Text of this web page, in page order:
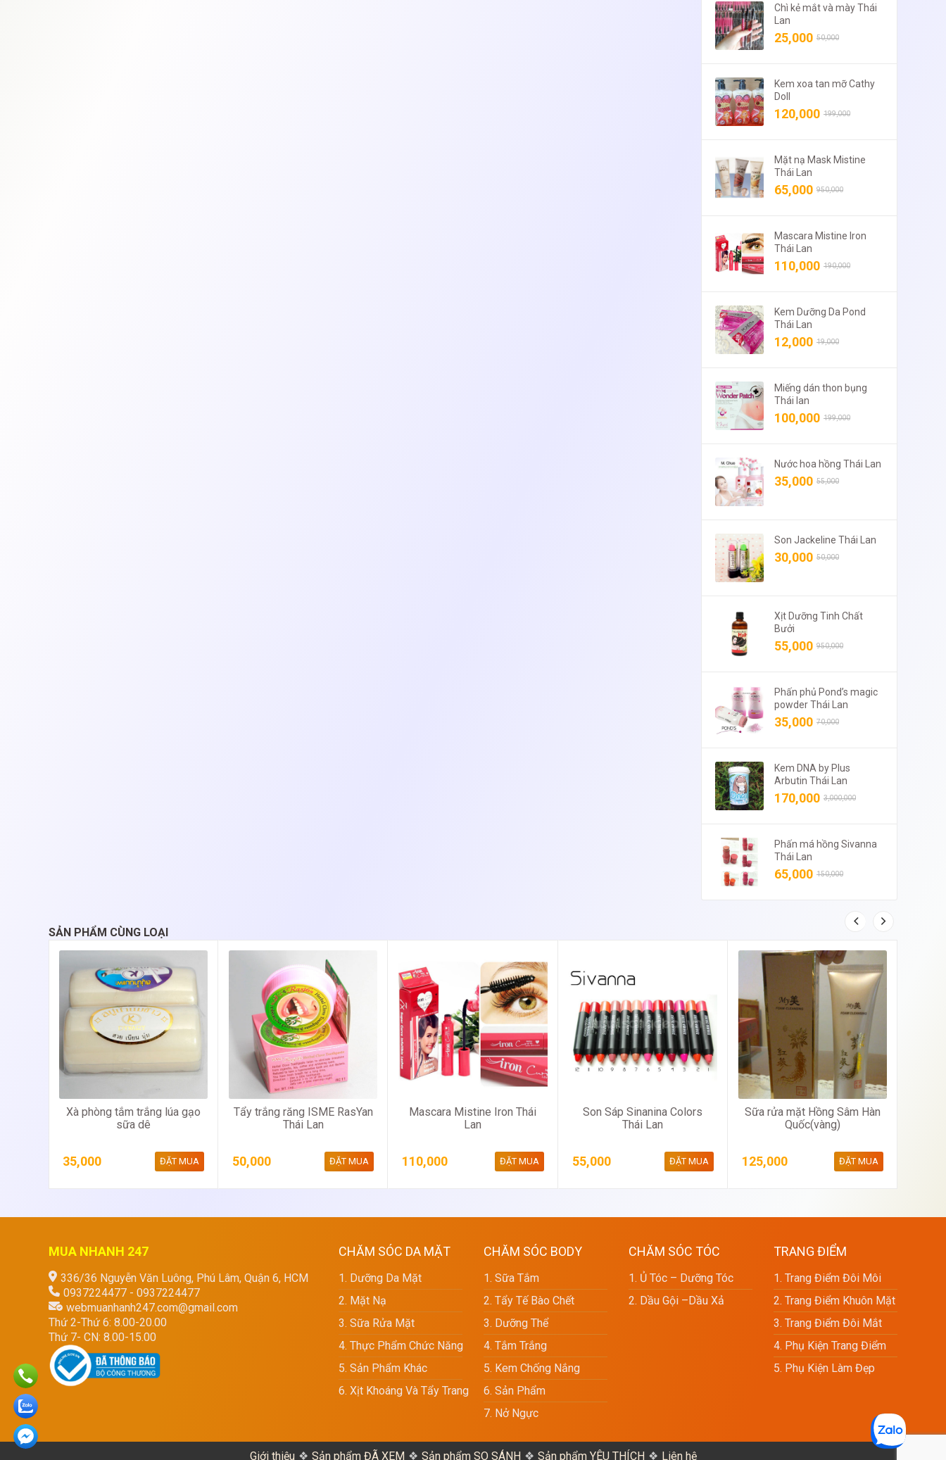
Chì kẻ mắt và mày Thái
Lan
25,000 50,000
Kem xoa tan mỡ Cathy
Doll
120,000 199,000
Mặt nạ Mask Mistine
Thái Lan
65,000 950,000
Mascara Mistine Iron
Thái Lan
110,000 190,000
Kem Dưỡng Da Pond
Thái Lan
12,000 19,000
Miếng dán thon bụng
Thái lan
100,000 199,000
Nước hoa hồng Thái Lan
35,000 55,000
Son Jackeline Thái Lan
30,000 50,000
Xịt Dưỡng Tinh Chất
Bưởi
55,000 950,000
Phấn phủ Pond’s magic
powder Thái Lan
35,000 70,000
Kem DNA by Plus
Arbutin Thái Lan
170,000 3,000,000
Phấn má hồng Sivanna
Thái Lan
65,000 150,000
SẢN PHẨM CÙNG LOẠI
Xà phòng tắm trắng lúa gạo
sữa dê
35,000 ĐẶT MUA
Tẩy trắng răng ISME RasYan
Thái Lan
50,000 ĐẶT MUA
Mascara Mistine Iron Thái
Lan
110,000 ĐẶT MUA
Son Sáp Sinanina Colors
Thái Lan
55,000 ĐẶT MUA
Sữa rửa mặt Hồng Sâm Hàn
Quốc(vàng)
125,000 ĐẶT MUA
MUA NHANH 247
336/36 Nguyễn Văn Luông, Phú Lâm, Quận 6, HCM
0937224477 - 0937224477
webmuanhanh247.com@gmail.com
Thứ 2-Thứ 6: 8.00-20.00
Thứ 7- CN: 8.00-15.00
CHĂM SÓC DA MẶT
1. Dưỡng Da Mặt
2. Mặt Nạ
3. Sữa Rửa Mặt
4. Thực Phẩm Chức Năng
5. Sản Phẩm Khác
6. Xịt Khoáng Và Tẩy Trang
CHĂM SÓC BODY
1. Sữa Tắm
2. Tẩy Tế Bào Chết
3. Dưỡng Thể
4. Tắm Trắng
5. Kem Chống Nắng
6. Sản Phẩm
7. Nở Ngực
CHĂM SÓC TÓC
1. Ủ Tóc – Dưỡng Tóc
2. Dầu Gội –dầu Xả
TRANG ĐIỂM
1. Trang Điểm Đôi Môi
2. Trang Điểm Khuôn Mặt
3. Trang Điểm Đôi Mắt
4. Phụ Kiện Trang Điểm
5. Phụ Kiện Làm Đẹp
Giới thiệu Sản phẩm ĐÃ XEM Sản phẩm SO SÁNH Sản phẩm YÊU THÍCH Liên hệ